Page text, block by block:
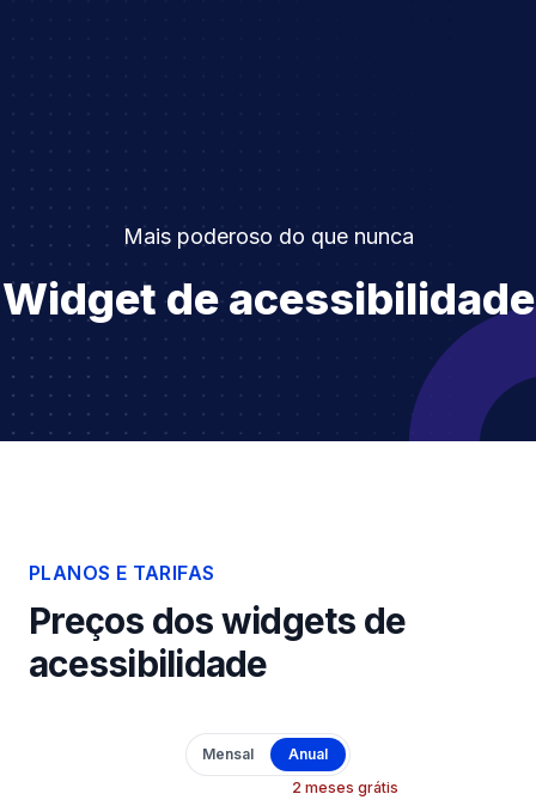
Mais poderoso do que nunca
Widget de acessibilidade
PLANOS E TARIFAS
Preços dos widgets de
acessibilidade
Payment frequency
Mensal
Anual
2 meses grátis